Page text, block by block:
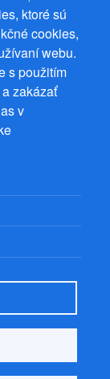
ktoré sú
cookies,
webu.
s použitím
zakázať
v
Ostrov 256, 561